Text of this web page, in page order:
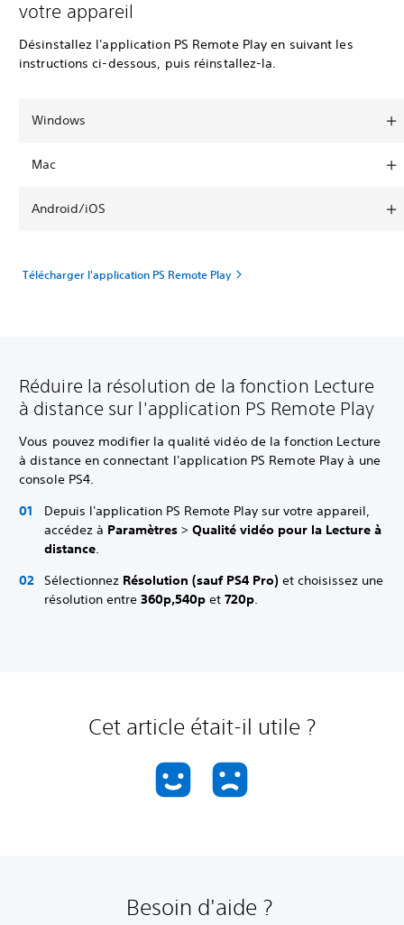
votre appareil
Désinstallez l'application PS Remote Play en suivant les
instructions ci-dessous, puis réinstallez-la.
Windows
Mac
Android/iOS
Télécharger l'application PS Remote Play
Réduire la résolution de la fonction Lecture
à distance sur l'application PS Remote Play
Vous pouvez modifier la qualité vidéo de la fonction Lecture
à distance en connectant l'application PS Remote Play à une
console PS4.
Depuis l'application PS Remote Play sur votre appareil,
accédez à Paramètres > Qualité vidéo pour la Lecture à
distance.
Sélectionnez Résolution (sauf PS4 Pro) et choisissez une
résolution entre 360p,540p et 720p.
Cet article était-il utile ?
Besoin d'aide ?